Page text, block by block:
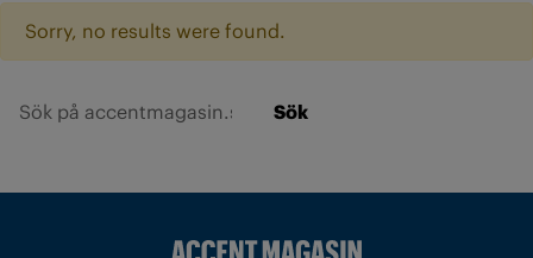
Sorry, no results were found.
Sök